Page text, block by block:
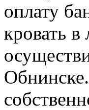
оплату
кровать